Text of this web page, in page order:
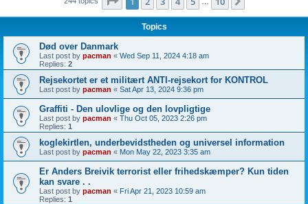
Topics
Død over Danmark
Last post by pacman « Wed Sep 11, 2024 4:18 am
Replies: 2
Rejsekortet er et militært ANTI-rejsekort for KONTROL
Last post by pacman « Sat Apr 13, 2024 9:36 pm
Graffiti - Den ulovlige og den lovpligtige
Last post by pacman « Thu Oct 05, 2023 2:26 pm
Replies: 1
koglekirtlen, underbevidstheden og universel information
Last post by pacman « Mon May 22, 2023 3:35 am
Er Anders Breivik terrorist eller frihedskæmper? Kun tiden
kan svare . .
Last post by pacman « Fri Apr 21, 2023 10:59 am
Replies: 1